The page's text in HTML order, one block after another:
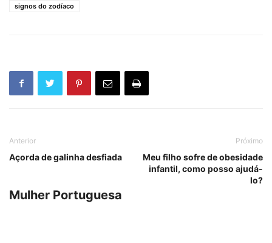
signos do zodíaco
Anterior
Açorda de galinha desfiada
Próximo
Meu filho sofre de obesidade
infantil, como posso ajudá-
lo?
Mulher Portuguesa